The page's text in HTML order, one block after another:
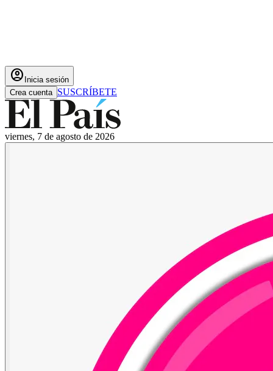
account_circle Inicia sesión
Crea cuenta SUSCRÍBETE
viernes, 7 de agosto de 2026